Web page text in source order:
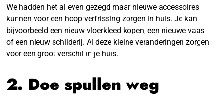
We hadden het al even gezegd maar nieuwe accessoires
kunnen voor een hoop verfrissing zorgen in huis. Je kan
bijvoorbeeld een nieuwvloerkleed kopen, een nieuwe vaas
of een nieuw schilderij. Al deze kleine veranderingen zorgen
voor een groot verschil in je huis.
2. Doe spullen weg